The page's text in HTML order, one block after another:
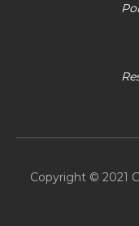
Copyright © 2021